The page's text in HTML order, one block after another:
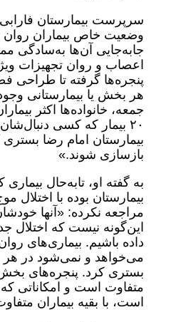
سرپرست بیمارستان فارابی
وضعیت خاص بیماران
جا‌به‌جایی آن‌ها
اعصاب و روان تجهیزات
پنجره‌ها گرفته تا طراحی
هر بخش یا بیمارستانی
جمعه، خانواده‌ها اکثر
۲۰ بیمار که کسی
بیمارستان امام رضا
بازسازی شوند.»
به گفته او، تا‌به‌حال بیماری
بیمارستان بوده با اختلال
مراجعه نکرده: «آنها
این‌گونه نیست که اختلال
داده باشیم. بیماری‌های
می‌خواهد و نمی‌شود در هر
بستری کرد. پنجره‌های بخش
متفاوت است و امکاناتی که
است، با بقیه بیماران